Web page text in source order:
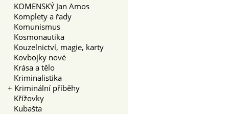
KOMENSKÝ Jan Amos
Komplety a řady
Komunismus
Kosmonautika
Kouzelnictví, magie, karty
Kovbojky nové
Krása a tělo
Kriminalistika
+ Kriminální příběhy
Křížovky
Kubašta